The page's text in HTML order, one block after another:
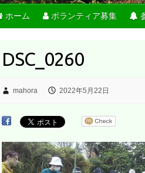
ホーム ボランティア募集
DSC_0260
mahora 2022年5月22日